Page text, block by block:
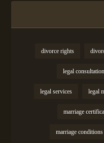
divorce rights
legal
legal
legal services
marriage
marriage conditions